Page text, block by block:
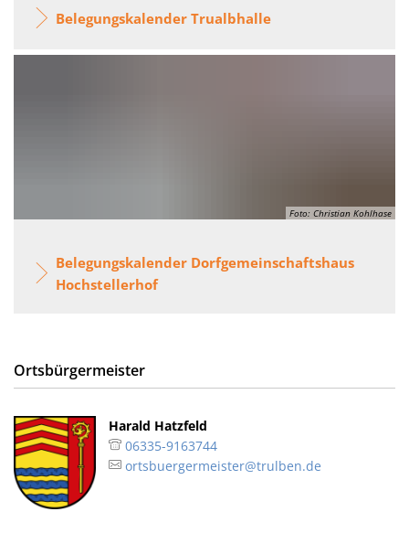
Belegungskalender Trualbhalle
Foto: Christian Kohlhase
Belegungskalender Dorfgemeinschaftshaus
Hochstellerhof
Ortsbürgermeister
Harald Hatzfeld
06335-9163744
ortsbuergermeister@trulben.de